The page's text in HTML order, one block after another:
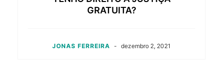
GRATUITA?
JONAS FERREIRA - dezembro 2, 2021